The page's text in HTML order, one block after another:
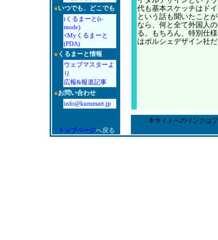
●いつでも、どこでも
iくるまーと(i-
mode)
<Myくるまーと
(PDA)
● くるまーと情報
ウェブマスターよ
り
広報&報道記事
●お問い合わせ
info@kurumart.jp
トップページへ戻る
代も基本スケッチはド
という話も聞いたこと
なら、何と全て外国人
る。もちろん、特別仕
はポルシェデザイン社
本サイトへのリンクは